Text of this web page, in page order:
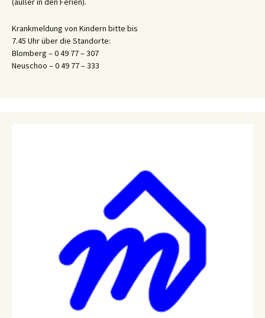
Krankmeldung von Kindern bitte bis
7.45 Uhr über die Standorte:
Blomberg – 0 49 77 – 307
Neuschoo – 0 49 77 – 333